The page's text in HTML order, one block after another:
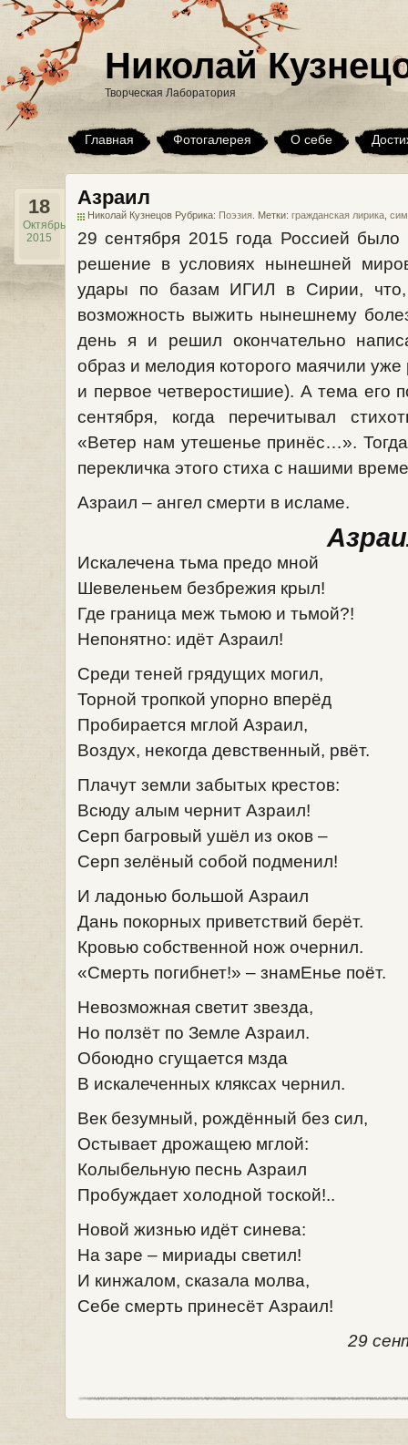
Николай
Творческая Лаборатория
Главная Фотогалерея О себе
Азраил
Николай Кузнецов Рубрика: Поэзия . Метки: гражданская лирика
18
Октябрь
2015
29 сентября 2015 года Россией было
решение в условиях нынешней
удары по базам ИГИЛ в Сирии, что,
возможность выжить нынешнему
день я и решил окончательно
образ и мелодия которого маячили
и первое четверостишие). А тема его
сентября, когда перечитывал
«Ветер нам утешенье принёс…».
перекличка этого стиха с нашими
Азраил – ангел смерти в исламе.
Искалечена тьма предо мной
Шевеленьем безбрежия крыл!
Где граница меж тьмою и тьмой?!
Непонятно: идёт Азраил!
Среди теней грядущих могил,
Торной тропкой упорно вперёд
Пробирается мглой Азраил,
Воздух, некогда девственный, рвёт.
Плачут земли забытых крестов:
Всюду алым чернит Азраил!
Серп багровый ушёл из оков –
Серп зелёный собой подменил!
И ладонью большой Азраил
Дань покорных приветствий берёт.
Кровью собственной нож очернил.
«Смерть погибнет!» – знамЕнье поёт.
Невозможная светит звезда,
Но ползёт по Земле Азраил.
Обоюдно сгущается мзда
В искалеченных кляксах чернил.
Век безумный, рождённый без сил,
Остывает дрожащею мглой:
Колыбельную песнь Азраил
Пробуждает холодной тоской!..
Новой жизнью идёт синева:
На заре – мириады светил!
И кинжалом, сказала молва,
Себе смерть принесёт Азраил!
29